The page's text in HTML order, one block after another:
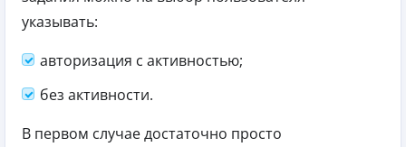
указывать:
авторизация с активностью;
без активности.
В первом случае достаточно просто